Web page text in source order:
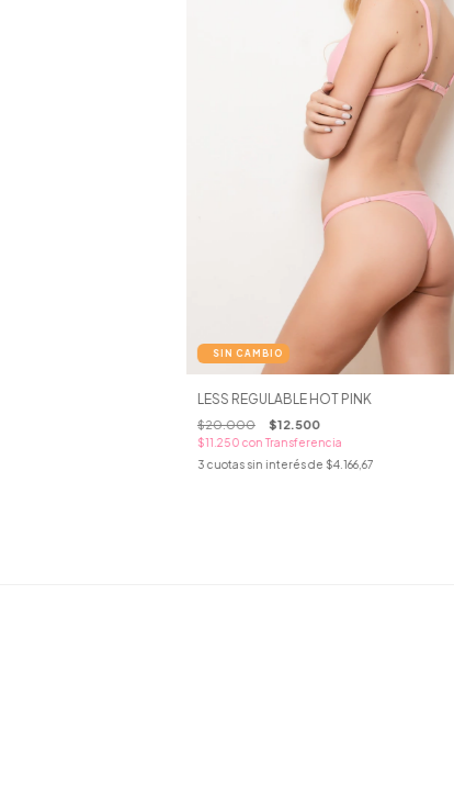
LESS REGULABLE HOT PINK
$20.000 $12.500
$11.250 con Transferencia
3 cuotas sin interés de $4.166,67